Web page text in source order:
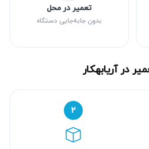
تعمیر در محل
بدون جابه‌جایی دستگاه
در آریابهکار
۲